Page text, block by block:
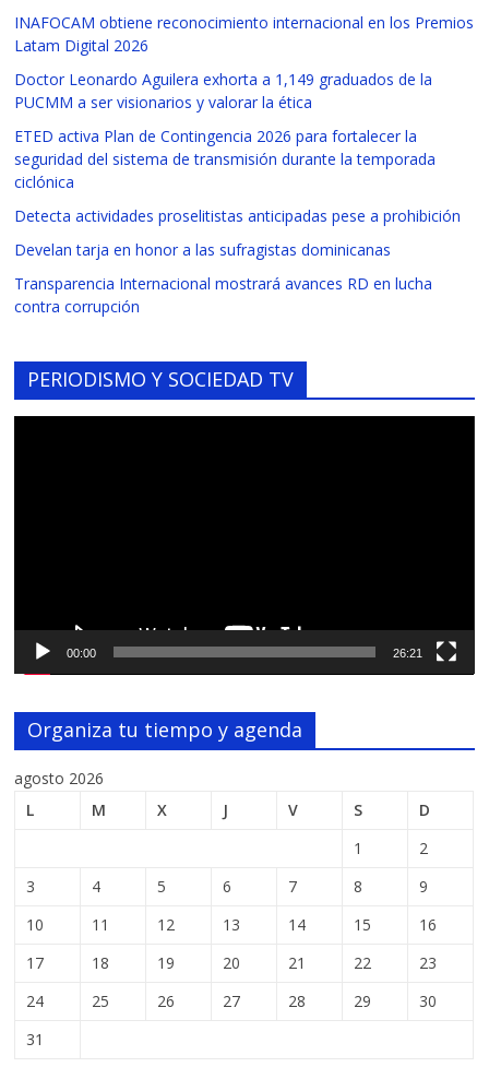
INAFOCAM obtiene reconocimiento internacional en los Premios
Latam Digital 2026
Doctor Leonardo Aguilera exhorta a 1,149 graduados de la
PUCMM a ser visionarios y valorar la ética
ETED activa Plan de Contingencia 2026 para fortalecer la
seguridad del sistema de transmisión durante la temporada
ciclónica
Detecta actividades proselitistas anticipadas pese a prohibición
Develan tarja en honor a las sufragistas dominicanas
Transparencia Internacional mostrará avances RD en lucha
contra corrupción
PERIODISMO Y SOCIEDAD TV
00:00 26:21
Organiza tu tiempo y agenda
agosto 2026
L
M X J V S
D
1
2
3
4 5 6 7 8
9
10
11 12 13 14 15
16
17
18 19 20 21 22
23
24
25 26 27 28 29
30
31